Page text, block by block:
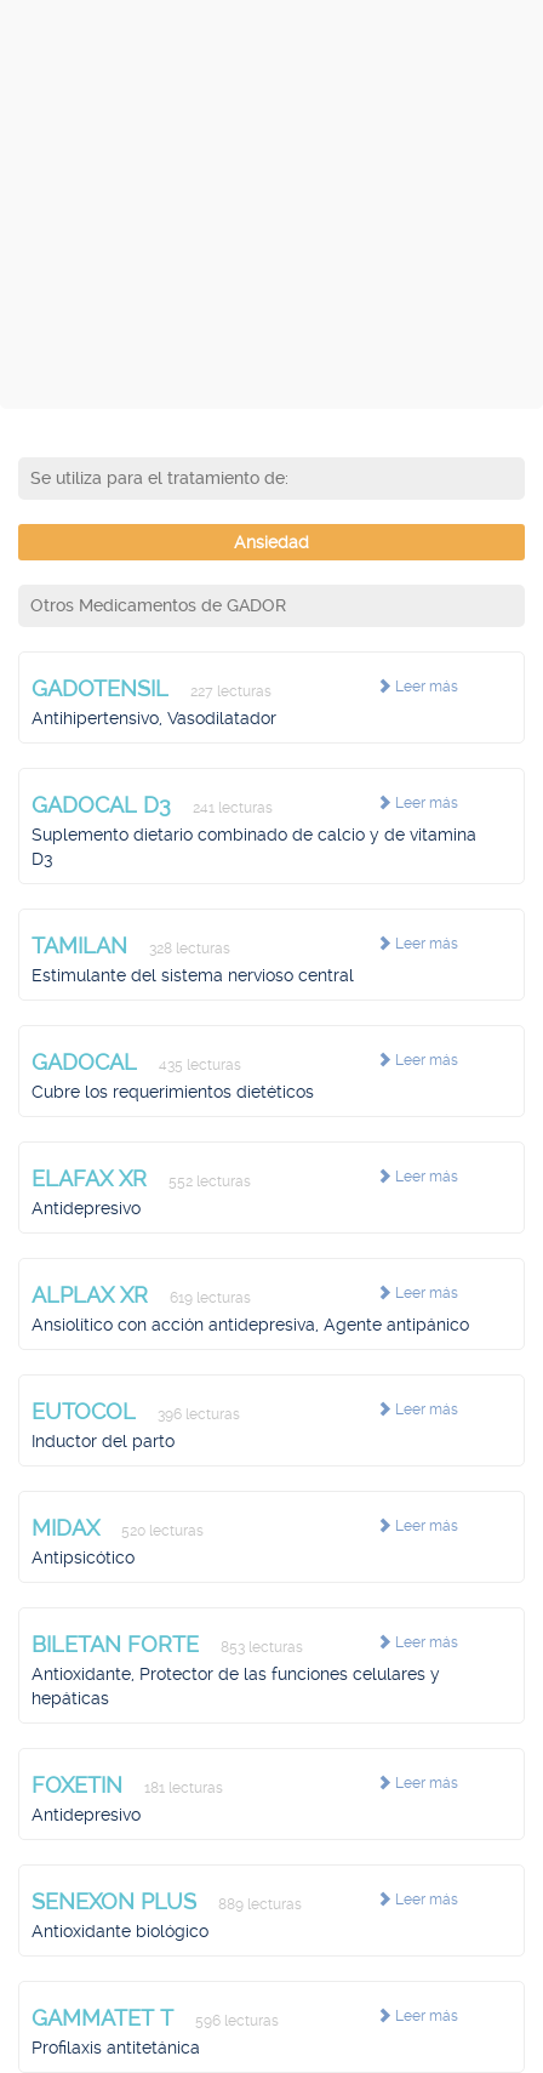
Se utiliza para el tratamiento de:
Ansiedad
Otros Medicamentos de GADOR
Leer más
GADOTENSIL 227 lecturas
Antihipertensivo, Vasodilatador
Leer más
GADOCAL D3 241 lecturas
Suplemento dietario combinado de calcio y de vitamina
D3
Leer más
TAMILAN 328 lecturas
Estimulante del sistema nervioso central
Leer más
GADOCAL 435 lecturas
Cubre los requerimientos dietéticos
Leer más
ELAFAX XR 552 lecturas
Antidepresivo
Leer más
ALPLAX XR 619 lecturas
Ansiolítico con acción antidepresiva, Agente antipánico
Leer más
EUTOCOL 396 lecturas
Inductor del parto
Leer más
MIDAX 520 lecturas
Antipsicótico
Leer más
BILETAN FORTE 853 lecturas
Antioxidante, Protector de las funciones celulares y
hepáticas
Leer más
FOXETIN 181 lecturas
Antidepresivo
Leer más
SENEXON PLUS 889 lecturas
Antioxidante biológico
Leer más
GAMMATET T 596 lecturas
Profilaxis antitetánica